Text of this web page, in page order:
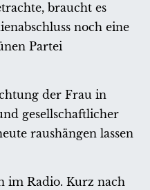
braucht es
noch eine
Partei
der Frau in
gesellschaftlicher
raushängen lassen
im Radio. Kurz nach